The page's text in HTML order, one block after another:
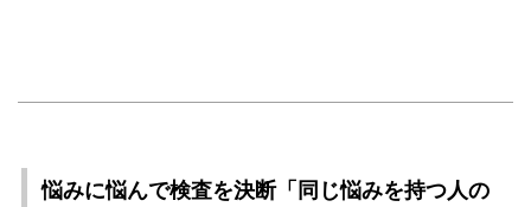
悩みに悩んで検査を決断「同じ悩みを持つ人の